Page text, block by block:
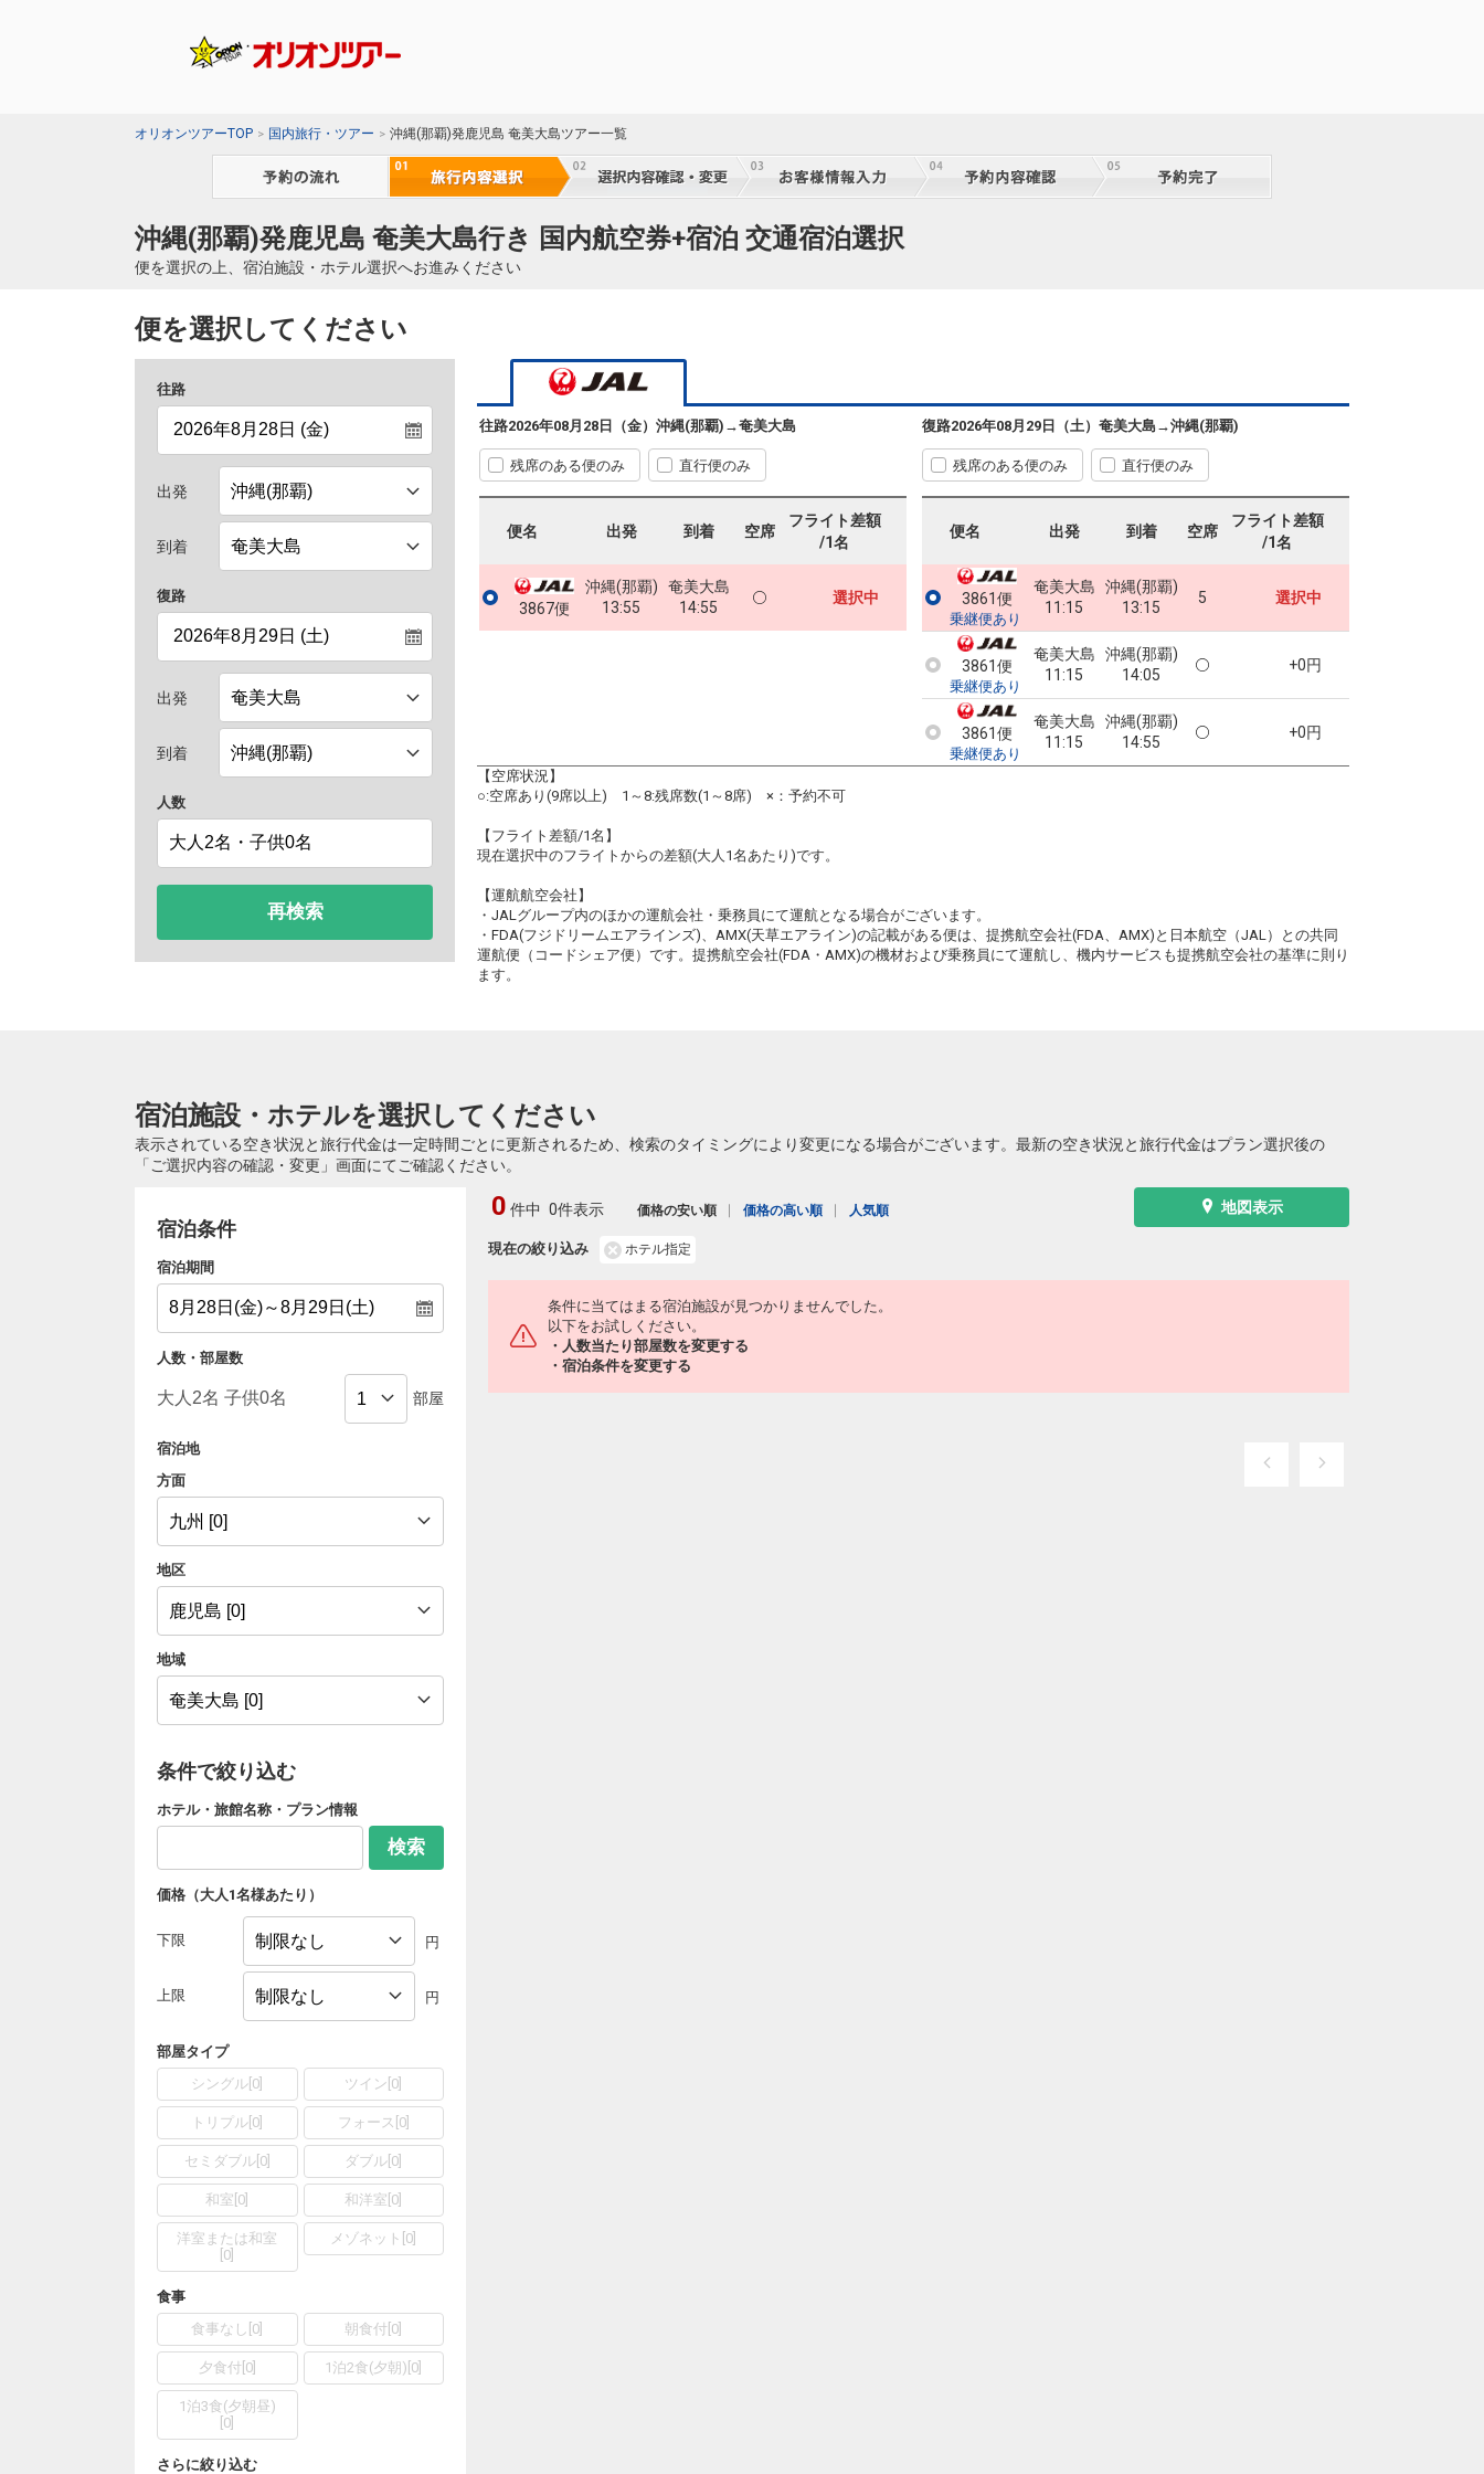
オリオンツアーTOP 国内旅行・ツアー 沖縄(那覇)発鹿児島 奄美大島ツアー一覧
沖縄(那覇)発鹿児島 奄美大島行き 国内航空券+宿泊 交通宿泊選択
便を選択の上、宿泊施設・ホテル選択へお進みください
便を選択してください
往路
出発
到着
復路
出発
到着
人数
再検索
往路2026年08月28日（金） 沖縄(那覇) →奄美大島
残席のある便のみ 直行便のみ
便名 出発 到着 空席
フライト差額
/1名
3867便
沖縄(那覇)
13:55
奄美大島
14:55
選択中
復路2026年08月29日（土） 奄美大島 →沖縄(那覇)
残席のある便のみ 直行便のみ
便名 出発 到着 空席
フライト差額
/1名
3861便
乗継便あり
奄美大島
11:15
沖縄(那覇)
13:15
5 選択中
3861便
乗継便あり
奄美大島
11:15
沖縄(那覇)
14:05
+0円
3861便
乗継便あり
奄美大島
11:15
沖縄(那覇)
14:55
+0円
【空席状況】
○:空席あり(9席以上) 1～8:残席数(1～8席) ×：予約不可
【フライト差額/1名】
現在選択中のフライトからの差額(大人1名あたり)です。
【運航航空会社】
・JALグループ内のほかの運航会社・乗務員にて運航となる場合がございます。
・FDA(フジドリームエアラインズ)、AMX(天草エアライン)の記載がある便は、提携航空会社(FDA、AMX)と日本航空（JAL）との共同
運航便（コードシェア便）です。提携航空会社(FDA・AMX)の機材および乗務員にて運航し、機内サービスも提携航空会社の基準に則り
ます。
宿泊施設・ホテルを選択してください
表示されている空き状況と旅行代金は一定時間ごとに更新されるため、検索のタイミングにより変更になる場合がございます。最新の空き状況と旅行代金はプラン選択後の
「ご選択内容の確認・変更」画面にてご確認ください。
宿泊条件
宿泊期間
人数・部屋数
部屋
宿泊地
方面
地区
地域
条件で絞り込む
ホテル・旅館名称・プラン情報
検索
価格（大人1名様あたり）
下限 円
上限 円
部屋タイプ
シングル 0 ツイン 0
トリプル 0 フォース 0]
セミダブル[ 0] ダブル 0
和室 0 和洋室 0
洋室または和室
0
メゾネット 0
食事
食事なし 0 朝食付 0
夕食付 0] 1泊2食(夕朝) 0
1泊3食(夕朝昼)
0
さらに絞り込む
地図表示
現在の絞り込み ホテル指定
0 件中 0件表示 価格の安い順 価格の高い順 人気順
条件に当てはまる宿泊施設が見つかりませんでした。
以下をお試しください。
・人数当たり部屋数を変更する
・宿泊条件を変更する